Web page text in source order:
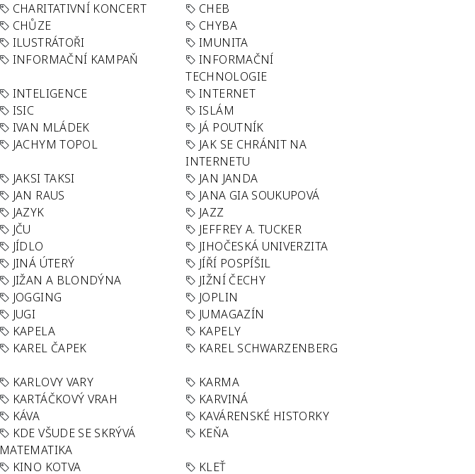
CHARITATIVNÍ KONCERT
CHEB
CHŮZE
CHYBA
ILUSTRÁTOŘI
IMUNITA
INFORMAČNÍ KAMPAŇ
INFORMAČNÍ
TECHNOLOGIE
INTELIGENCE
INTERNET
ISIC
ISLÁM
IVAN MLÁDEK
JÁ POUTNÍK
JACHYM TOPOL
JAK SE CHRÁNIT NA
INTERNETU
JAKSI TAKSI
JAN JANDA
JAN RAUS
JANA GIA SOUKUPOVÁ
JAZYK
JAZZ
JČU
JEFFREY A. TUCKER
JÍDLO
JIHOČESKÁ UNIVERZITA
JINÁ ÚTERÝ
JÍŘÍ POSPÍŠIL
JIŽAN A BLONDÝNA
JIŽNÍ ČECHY
JOGGING
JOPLIN
JUGI
JUMAGAZÍN
KAPELA
KAPELY
KAREL ČAPEK KAREL SCHWARZENBERG
KARLOVY VARY
KARMA
KARTÁČKOVÝ VRAH
KARVINÁ
KÁVA
KAVÁRENSKÉ HISTORKY
KDE VŠUDE SE SKRÝVÁ
MATEMATIKA
KEŇA
KINO KOTVA KLEŤ